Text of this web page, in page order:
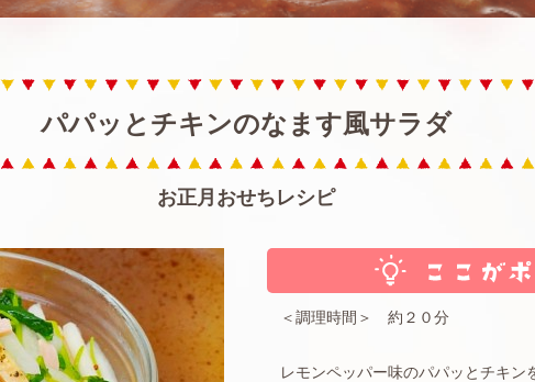
パパッとチキンのなます風サラダ
お正月おせちレシピ
＜調理時間＞ 約２０分
レモンペッパー味のパパッとチキ